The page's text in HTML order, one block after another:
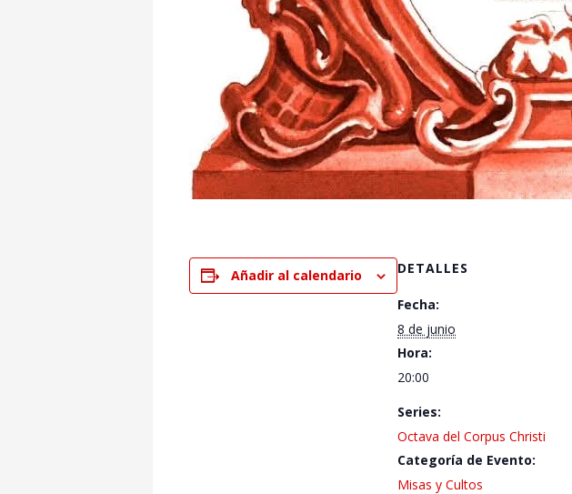
Añadir al calendario DETALLES
Fecha:
8 de junio
Hora:
20:00
Series:
Octava del Corpus Christi
Categoría de Evento:
Misas y Cultos